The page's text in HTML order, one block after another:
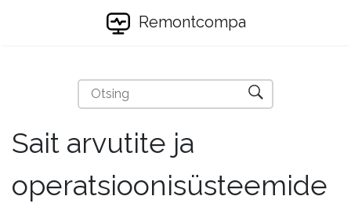
Remontcompa
Sait arvutite ja
operatsioonisüsteemide